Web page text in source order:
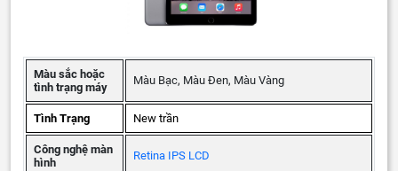
Màu sắc hoặc
tình trạng máy
Màu Bạc, Màu Đen, Màu Vàng
Tình Trạng New trần
Công nghệ màn
hình
Retina IPS LCD